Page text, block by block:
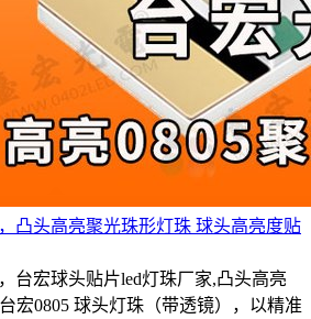
凸头高亮聚光珠形灯珠 球头高亮度贴
台宏球头贴片led灯珠厂家,凸头高亮
宏0805 球头灯珠（带透镜），以精准